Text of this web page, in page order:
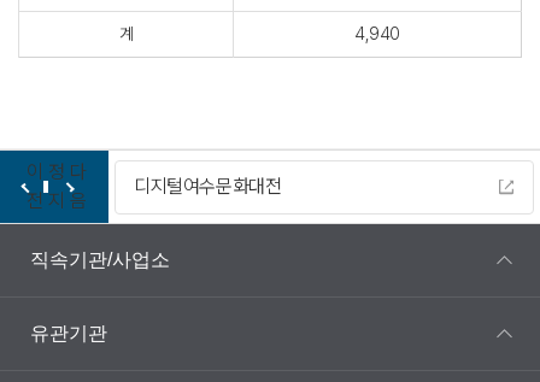
계 4,940
이
전
정
지
다
음
디지털여수문화대전
직속기관/사업소
유관기관